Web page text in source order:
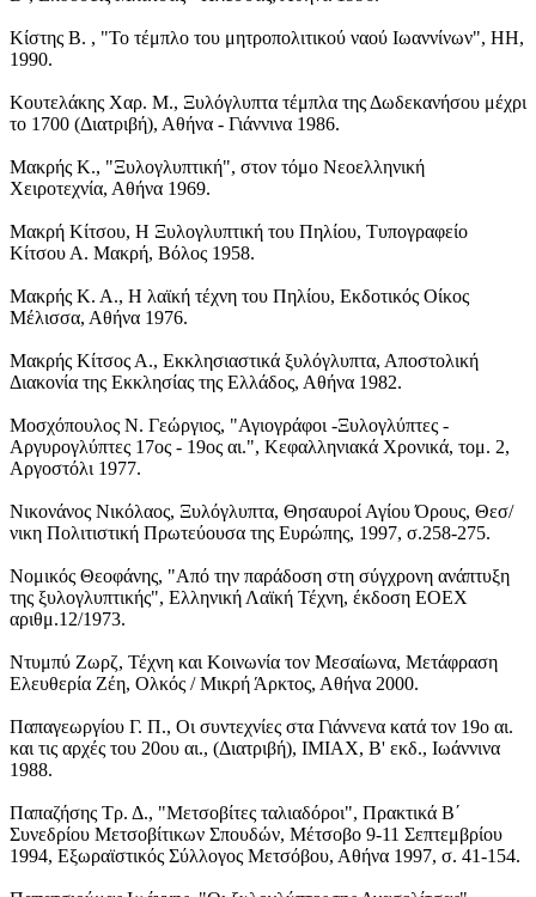
Κίστης Β. , "Το τέμπλο του μητροπολιτικού ναού Ιωαννίνων", ΗΗ,
1990.
Κουτελάκης Χαρ. Μ., Ξυλόγλυπτα τέμπλα της Δωδεκανήσου μέχρι
το 1700 (Διατριβή), Αθήνα - Γιάννινα 1986.
Μακρής Κ., "Ξυλογλυπτική", στον τόμο Νεοελληνική
Χειροτεχνία, Αθήνα 1969.
Μακρή Κίτσου, Η Ξυλογλυπτική του Πηλίου, Τυπογραφείο
Κίτσου Α. Μακρή, Βόλος 1958.
Μακρής Κ. Α., Η λαϊκή τέχνη του Πηλίου, Εκδοτικός Οίκος
Μέλισσα, Αθήνα 1976.
Μακρής Κίτσος Α., Εκκλησιαστικά ξυλόγλυπτα, Αποστολική
Διακονία της Εκκλησίας της Ελλάδος, Αθήνα 1982.
Μοσχόπουλος Ν. Γεώργιος, "Αγιογράφοι -Ξυλογλύπτες -
Αργυρογλύπτες 17ος - 19ος αι.", Κεφαλληνιακά Χρονικά, τομ. 2,
Αργοστόλι 1977.
Νικονάνος Νικόλαος, Ξυλόγλυπτα, Θησαυροί Αγίου Όρους, Θεσ/
νικη Πολιτιστική Πρωτεύουσα της Ευρώπης, 1997, σ.258-275.
Νομικός Θεοφάνης, "Από την παράδοση στη σύγχρονη ανάπτυξη
της ξυλογλυπτικής", Ελληνική Λαϊκή Τέχνη, έκδοση ΕΟΕΧ
αριθμ.12/1973.
Ντυμπύ Ζωρζ, Τέχνη και Κοινωνία τον Μεσαίωνα, Μετάφραση
Ελευθερία Ζέη, Ολκός / Μικρή Άρκτος, Αθήνα 2000.
Παπαγεωργίου Γ. Π., Οι συντεχνίες στα Γιάννενα κατά τον 19ο αι.
και τις αρχές του 20ου αι., (Διατριβή), ΙΜΙΑΧ, Β' εκδ., Ιωάννινα
1988.
Παπαζήσης Τρ. Δ., "Μετσοβίτες ταλιαδόροι", Πρακτικά Β΄
Συνεδρίου Μετσοβίτικων Σπουδών, Μέτσοβο 9-11 Σεπτεμβρίου
1994, Εξωραϊστικός Σύλλογος Μετσόβου, Αθήνα 1997, σ. 41-154.